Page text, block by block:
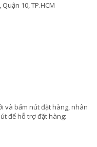
10, TP.HCM
và bấm nút đặt hàng, nhân
để hỗ trợ đặt hàng: